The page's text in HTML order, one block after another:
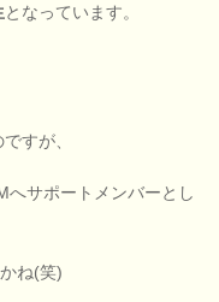
となっています。
すが、
へサポートメンバーとし
ね(笑)